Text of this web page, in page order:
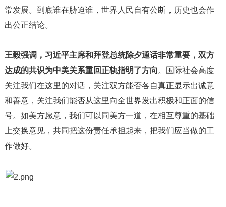
常发展。到底谁在胁迫谁，世界人民自有公断，历史也会作
出公正结论。
王毅强调，习近平主席和拜登总统除夕通话非常重要，双方
达成的共识为中美关系重回正轨指明了方向 。国际社会高度
关注我们在这里的对话，关注双方能否各自真正显示出诚意
和善意，关注我们能否从这里向全世界发出积极和正面的信
号。如美方愿意，我们可以同美方一道，在相互尊重的基础
上交换意见，共同把这份责任承担起来，把我们应当做的工
作做好。